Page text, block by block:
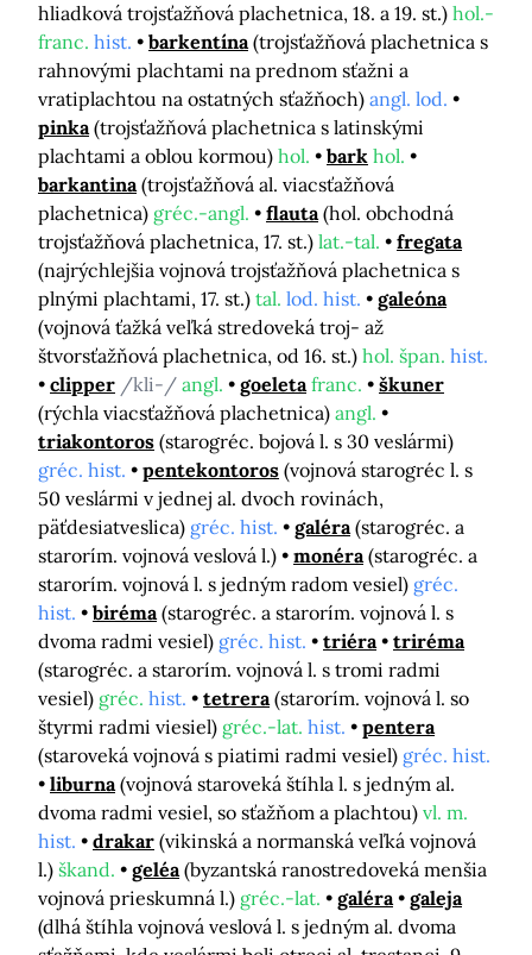
hliadková trojsťažňová plachetnica, 18. a 19. st.) hol.-
franc. hist. barkentína (trojsťažňová plachetnica s
rahnovými plachtami na prednom sťažni a
vratiplachtou na ostatných sťažňoch) angl. lod.
pinka (trojsťažňová plachetnica s latinskými
plachtami a oblou kormou) hol. bark hol.
barkantina (trojsťažňová al. viacsťažňová
plachetnica) gréc.-angl. flauta (hol. obchodná
trojsťažňová plachetnica, 17. st.) lat.-tal.
fregata
(najrýchlejšia vojnová trojsťažňová plachetnica s
plnými plachtami, 17. st.) tal. lod. hist.
galeóna
(vojnová ťažká veľká stredoveká troj- až
štvorsťažňová plachetnica, od 16. st.) hol. špan. hist.
clipper /kli-/ angl. goeleta franc.
škuner
(rýchla viacsťažňová plachetnica) angl.
triakontoros (starogréc. bojová l. s 30 veslármi)
gréc. hist.
pentekontoros (vojnová starogréc l. s
50 veslármi v jednej al. dvoch rovinách,
päťdesiatveslica) gréc. hist. galéra (starogréc. a
starorím. vojnová veslová l.)
monéra (starogréc. a
starorím. vojnová l. s jedným radom vesiel) gréc.
hist.
biréma (starogréc. a starorím. vojnová l. s
dvoma radmi vesiel) gréc. hist. triéra
triréma
(starogréc. a starorím. vojnová l. s tromi radmi
vesiel) gréc. hist. tetrera (starorím. vojnová l. so
štyrmi radmi viesiel) gréc.-lat. hist.
pentera
(staroveká vojnová s piatimi radmi vesiel) gréc. hist.
liburna (vojnová staroveká štíhla l. s jedným al.
dvoma radmi vesiel, so sťažňom a plachtou) vl. m.
hist.
drakar (vikinská a normanská veľká vojnová
l.) škand. geléa (byzantská ranostredoveká menšia
vojnová prieskumná l.) gréc.-lat. galéra
galeja
(dlhá štíhla vojnová veslová l. s jedným al. dvoma